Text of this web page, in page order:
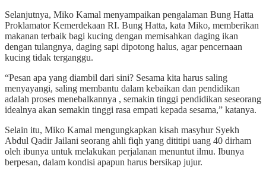
Selanjutnya, Miko Kamal menyampaikan pengalaman Bung Hatta
Proklamator Kemerdekaan RI. Bung Hatta, kata Miko, memberikan
makanan terbaik bagi kucing dengan memisahkan daging ikan
dengan tulangnya, daging sapi dipotong halus, agar pencernaan
kucing tidak terganggu.
“Pesan apa yang diambil dari sini? Sesama kita harus saling
menyayangi, saling membantu dalam kebaikan dan pendidikan
adalah proses menebalkannya , semakin tinggi pendidikan seseorang
idealnya akan semakin tinggi rasa empati kepada sesama,” katanya.
Selain itu, Miko Kamal mengungkapkan kisah masyhur Syekh
Abdul Qadir Jailani seorang ahli fiqh yang dititipi uang 40 dirham
oleh ibunya untuk melakukan perjalanan menuntut ilmu. Ibunya
berpesan, dalam kondisi apapun harus bersikap jujur.